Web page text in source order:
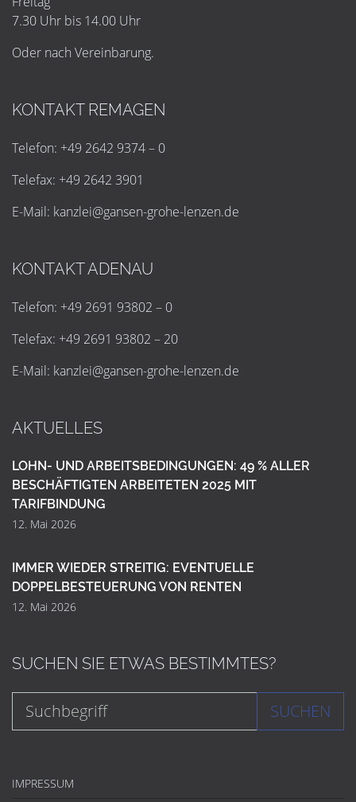
7.30 Uhr bis 14.00 Uhr
Oder nach Vereinbarung.
KONTAKT REMAGEN
Telefon: +49 2642 9374 – 0
Telefax: +49 2642 3901
E-Mail: kanzlei@gansen-grohe-lenzen.de
KONTAKT ADENAU
Telefon: +49 2691 93802 – 0
Telefax: +49 2691 93802 – 20
E-Mail: kanzlei@gansen-grohe-lenzen.de
AKTUELLES
LOHN- UND ARBEITSBEDINGUNGEN: 49 % ALLER
BESCHÄFTIGTEN ARBEITETEN 2025 MIT
TARIFBINDUNG
12. Mai 2026
IMMER WIEDER STREITIG: EVENTUELLE
DOPPELBESTEUERUNG VON RENTEN
12. Mai 2026
SUCHEN SIE ETWAS BESTIMMTES?
SUCHEN
IMPRESSUM